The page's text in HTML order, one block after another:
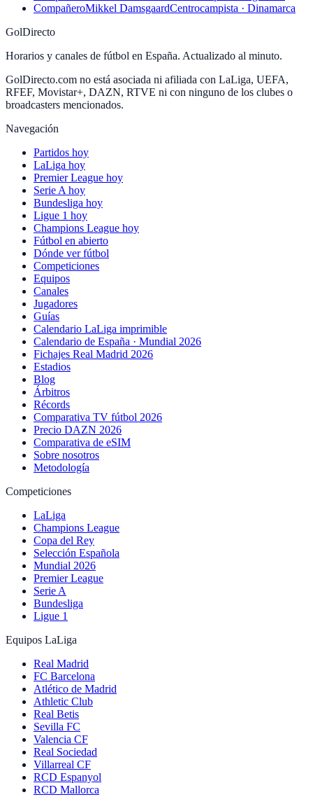
CompañeroMikkel DamsgaardCentrocampista · Dinamarca
GolDirecto
Horarios y canales de fútbol en España. Actualizado al minuto.
GolDirecto.com no está asociada ni afiliada con LaLiga, UEFA,
RFEF, Movistar+, DAZN, RTVE ni con ninguno de los clubes o
broadcasters mencionados.
Navegación
Partidos hoy
LaLiga hoy
Premier League hoy
Serie A hoy
Bundesliga hoy
Ligue 1 hoy
Champions League hoy
Fútbol en abierto
Dónde ver fútbol
Competiciones
Equipos
Canales
Jugadores
Guías
Calendario LaLiga imprimible
Calendario de España · Mundial 2026
Fichajes Real Madrid 2026
Estadios
Blog
Árbitros
Récords
Comparativa TV fútbol 2026
Precio DAZN 2026
Comparativa de eSIM
Sobre nosotros
Metodología
Competiciones
LaLiga
Champions League
Copa del Rey
Selección Española
Mundial 2026
Premier League
Serie A
Bundesliga
Ligue 1
Equipos LaLiga
Real Madrid
FC Barcelona
Atlético de Madrid
Athletic Club
Real Betis
Sevilla FC
Valencia CF
Real Sociedad
Villarreal CF
RCD Espanyol
RCD Mallorca